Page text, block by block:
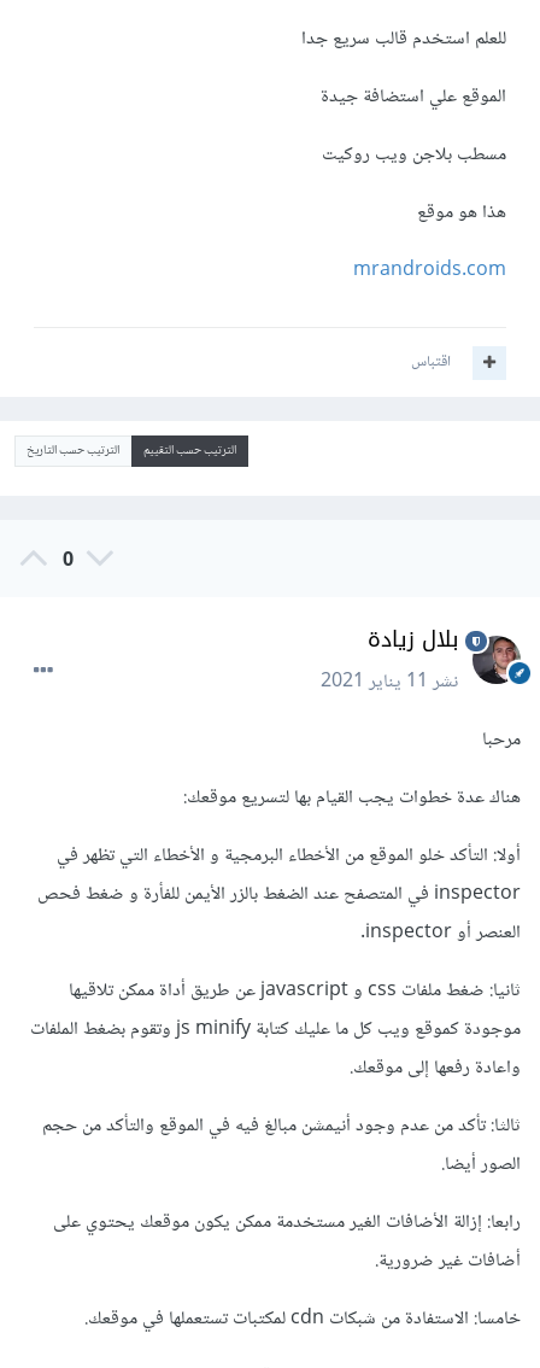
للعلم استخدم قالب سريع جدا
الموقع علي استضافة جيدة
مسطب بلاجن ويب روكيت
هذا هو موقع
mrandroids.com
اقتباس
الترتيب حسب التقييم الترتيب حسب التاريخ
0
بلال زيادة
نشر11 يناير 2021
مرحبا
هناك عدة خطوات يجب القيام بها لتسريع موقعك:
أولا: التأكد خلو الموقع من الأخطاء البرمجية و الأخطاء التي تظهر في
inspector في المتصفح عند الضغط بالزر الأيمن للفأرة و ضغط فحص
العنصر أو inspector.
ثانيا: ضغط ملفات css و javascript عن طريق أداة ممكن تلاقيها
موجودة كموقع ويب كل ما عليك كتابة js minify وتقوم بضغط الملفات
واعادة رفعها إلى موقعك.
ثالثا: تأكد من عدم وجود أنيمشن مبالغ فيه في الموقع والتأكد من حجم
الصور أيضا.
رابعا: إزالة الأضافات الغير مستخدمة ممكن يكون موقعك يحتوي على
أضافات غير ضرورية.
خامسا: الاستفادة من شبكات cdn لمكتبات تستعملها في موقعك.